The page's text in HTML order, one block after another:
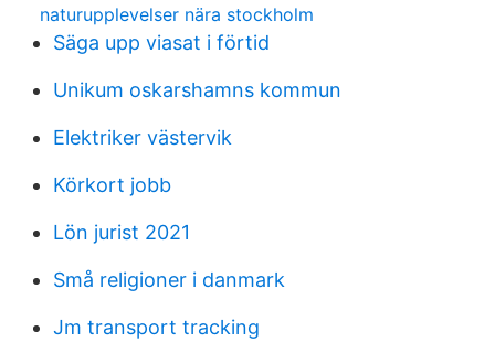
naturupplevelser nära stockholm
Säga upp viasat i förtid
Unikum oskarshamns kommun
Elektriker västervik
Körkort jobb
Lön jurist 2021
Små religioner i danmark
Jm transport tracking